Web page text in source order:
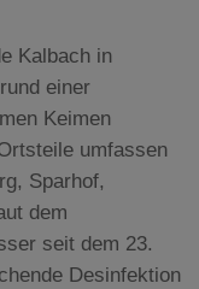
Kalbach in
einer
Keimen
umfassen
Sparhof,
dem
seit dem 23.
Desinfektion